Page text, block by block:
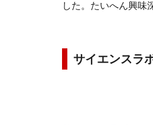
した。たいへん興味
サイエンスラ